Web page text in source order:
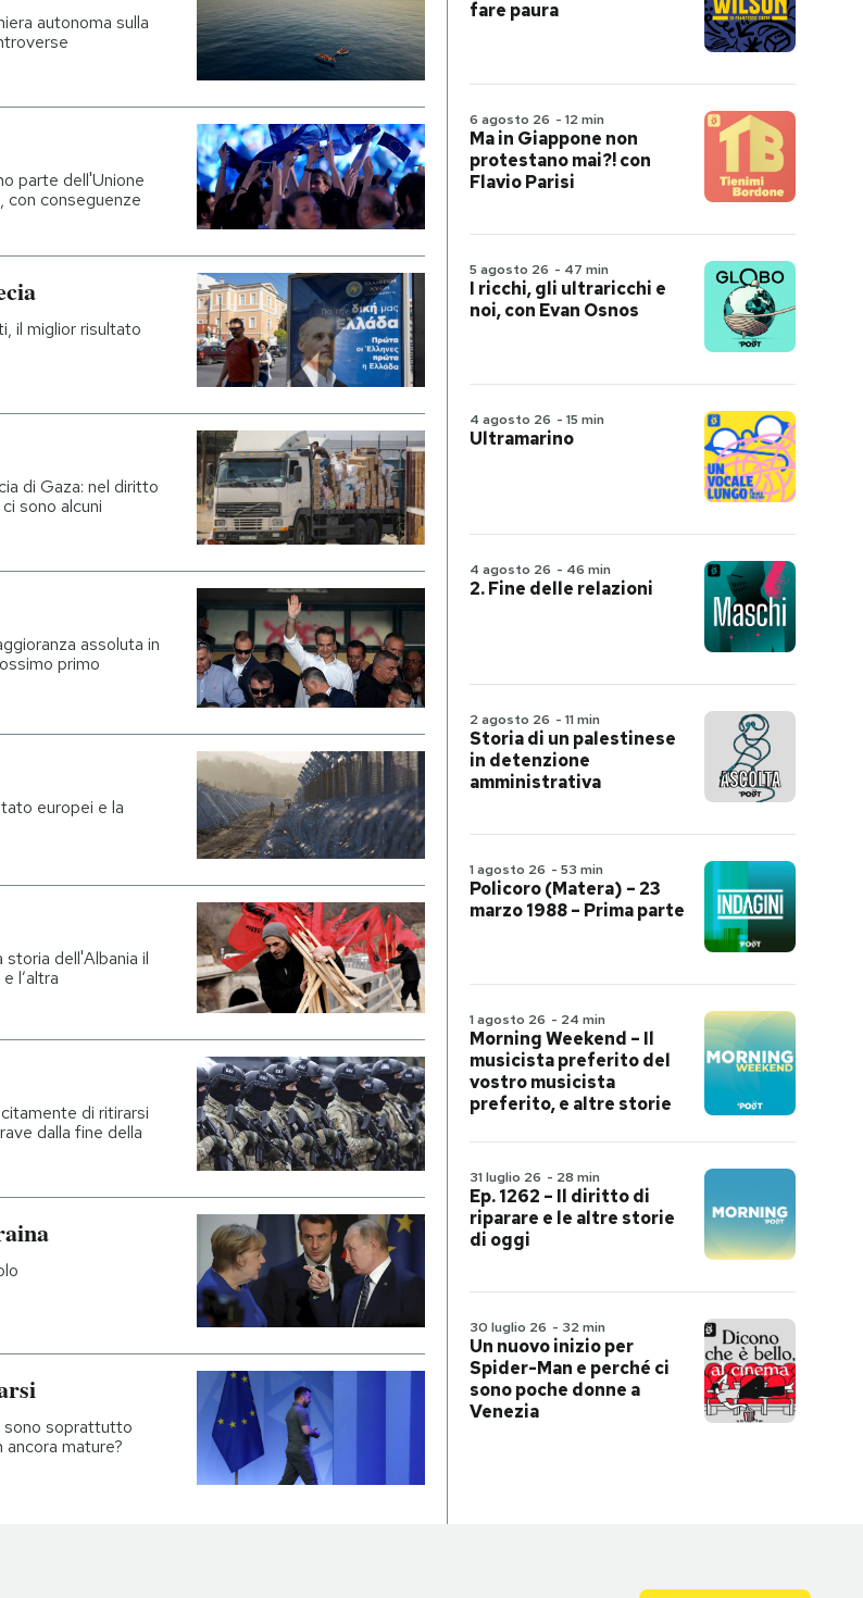
autonoma sulla
parte dell'Unione
con conseguenze
il miglior risultato
di Gaza: nel diritto
sono alcuni
assoluta in
primo
europei e la
dell'Albania il
l’altra
di ritirarsi
dalla fine della
sono soprattutto
mature?
fare paura
6 agosto 26 - 12 min
Ma in Giappone non
protestano mai?! con
Flavio Parisi
5 agosto 26 - 47 min
I ricchi, gli ultraricchi e
noi, con Evan Osnos
4 agosto 26 - 15 min
Ultramarino
4 agosto 26 - 46 min
2. Fine delle relazioni
2 agosto 26 - 11 min
Storia di un palestinese
in detenzione
amministrativa
1 agosto 26 - 53 min
Policoro (Matera) – 23
marzo 1988 – Prima parte
1 agosto 26 - 24 min
Morning Weekend – Il
musicista preferito del
vostro musicista
preferito, e altre storie
31 luglio 26 - 28 min
Ep. 1262 – Il diritto di
riparare e le altre storie
di oggi
30 luglio 26 - 32 min
Un nuovo inizio per
Spider-Man e perché ci
sono poche donne a
Venezia